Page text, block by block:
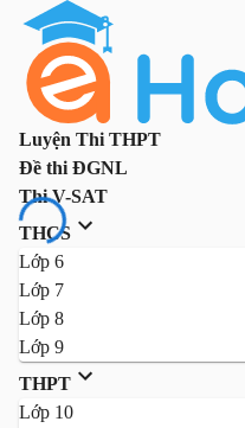
Luyện Thi THPT
Đề thi ĐGNL
Thi V-SAT
THCS
Lớp 6
Lớp 7
Lớp 8
Lớp 9
THPT
Lớp 10